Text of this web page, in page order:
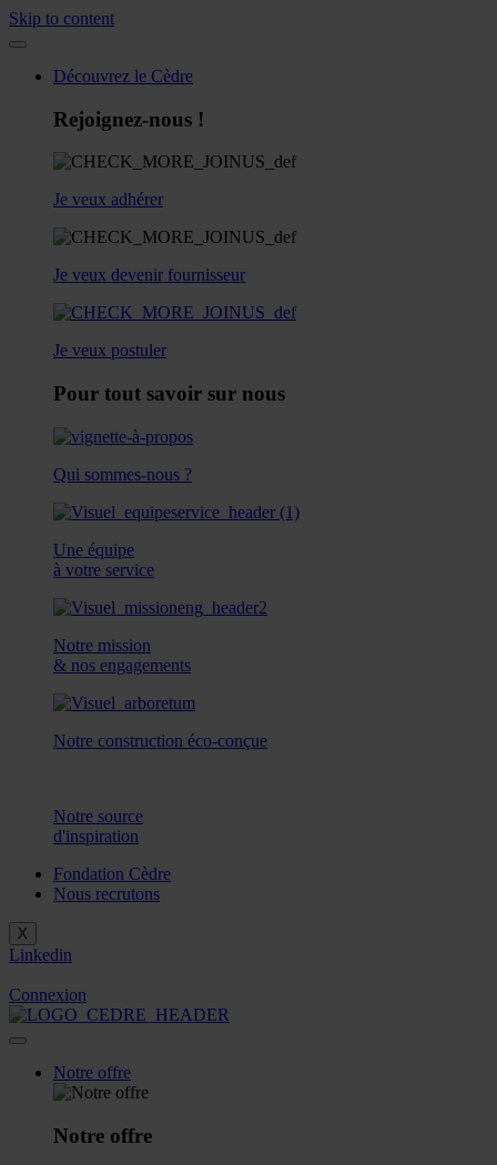
Skip to content
Découvrez le Cèdre
Rejoignez-nous !
Je veux adhérer
Je veux devenir fournisseur
Je veux postuler
Pour tout savoir sur nous
Qui sommes-nous ?
Une équipe
à votre service
Notre mission
& nos engagements
Notre construction éco-conçue
Notre source
d'inspiration
Fondation Cèdre
Nous recrutons
X
Linkedin
Connexion
Notre offre
Notre offre